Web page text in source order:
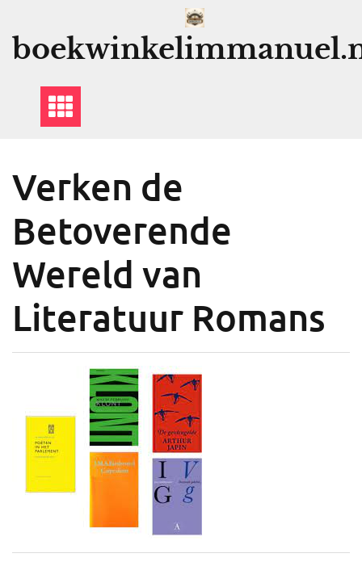
Verken de
Betoverende
Wereld van
Literatuur Romans